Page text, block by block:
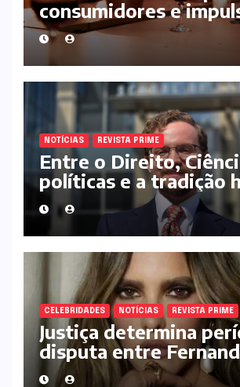
consumidores e
o mercado de rótulos
premium
NOTÍCIAS REVISTA PRIME
Entre o Direito,
políticas e a tradição
europeia : a trajetória
acadêmica e
Iuri Macedo Piovezan
CELEBRIDADES NOTÍCIAS REVISTA PRIME
Justiça determina
disputa entre
e empresa de gestão